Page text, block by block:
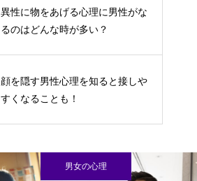
異性に物をあげる心理に男性がな
るのはどんな時が多い？
顔を隠す男性心理を知ると接しや
すくなることも！
男女の心理